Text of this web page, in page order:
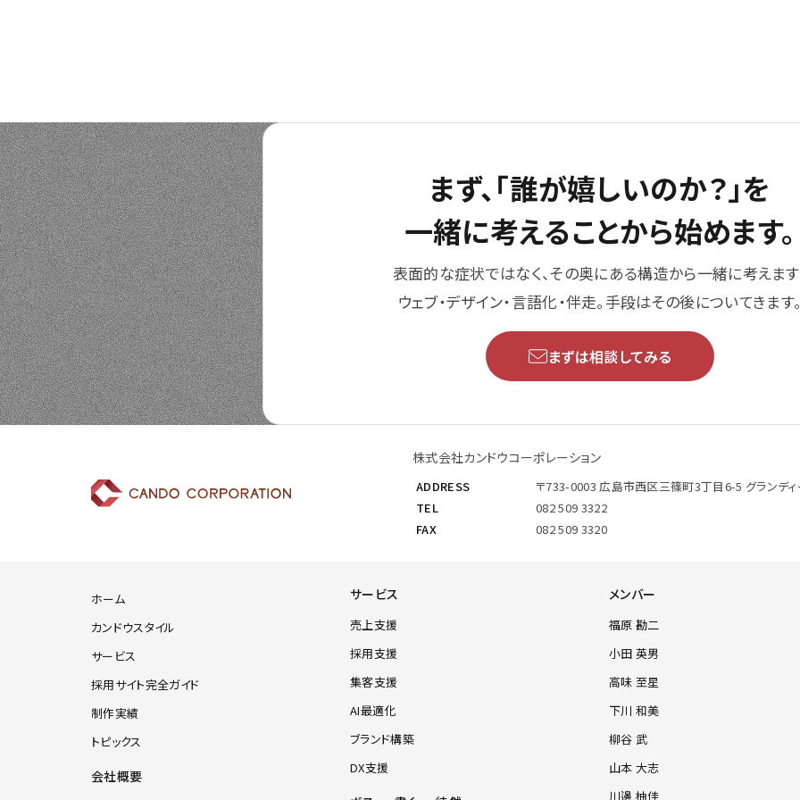
まず、「誰が嬉しいのか？」を
一緒に考えることから始めます。
表面的な症状ではなく、その奥にある構造から一緒に考えます
ウェブ・デザイン・言語化・伴走。手段はその後についてきます
まずは相談してみる
株式会社カンドウコーポレーション
ADDRESS 〒733-0003広島市西区三篠町3丁目6-5 グランデ
TEL
082 509 3322
FAX
082 509 3320
ホーム
カンドウスタイル
サービス
採用サイト完全ガイド
制作実績
トピックス
会社概要
サービス
売上支援
採用支援
集客支援
AI最適化
ブランド構築
DX支援
メンバー
福原 勘二
小田 英男
高味 至星
下川 和美
柳谷 武
山本 大志
川邊 柚佳